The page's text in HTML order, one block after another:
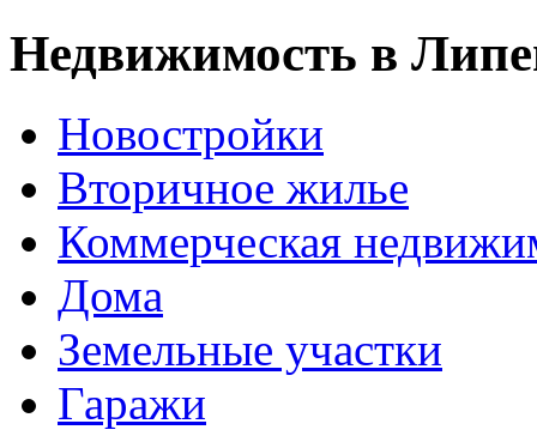
Недвижимость в
Новостройки
Вторичное жилье
Коммерческая
Дома
Земельные участки
Гаражи